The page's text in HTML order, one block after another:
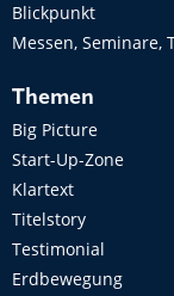
Blickpunkt
Messen, Seminare,
Themen
Big Picture
Start-Up-Zone
Klartext
Titelstory
Testimonial
Erdbewegung